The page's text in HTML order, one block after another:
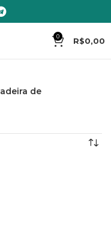
0 R$0,00
de